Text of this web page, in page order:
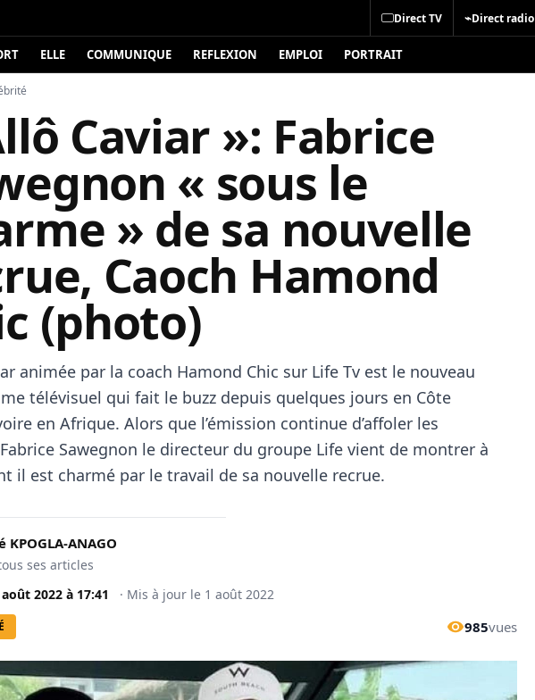
Direct TV ⌁Direct radio
ELLE COMMUNIQUE REFLEXION EMPLOI PORTRAIT
Caviar »: Fabrice
« sous le
» de sa nouvelle
Caoch Hamond
(photo)
animée par la coach Hamond Chic sur Life Tv est le nouveau
télévisuel qui fait le buzz depuis quelques jours en Côte
en Afrique. Alors que l’émission continue d’affoler les
Sawegnon le directeur du groupe Life vient de montrer à
il est charmé par le travail de sa nouvelle recrue.
KPOGLA-ANAGO
ses articles
août 2022 à 17:41 · Mis à jour le 1 août 2022
985vues